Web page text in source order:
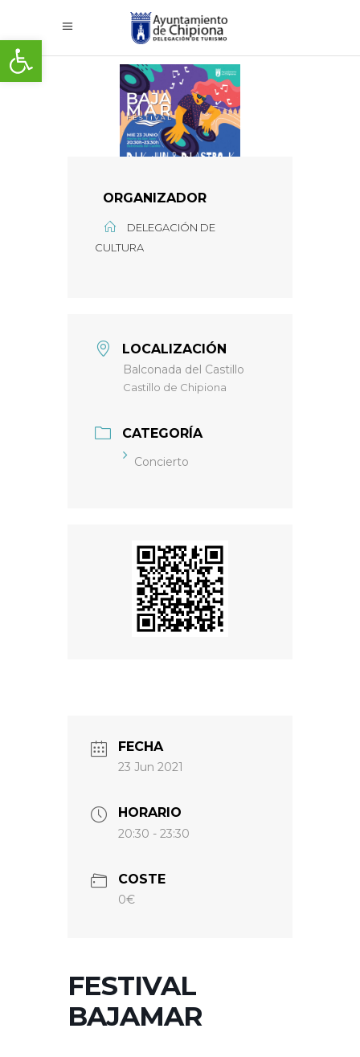
Abrir barra de herramientas
ORGANIZADOR
DELEGACIÓN DE
CULTURA
LOCALIZACIÓN
Balconada del Castillo
Castillo de Chipiona
CATEGORÍA
Concierto
FECHA
23 Jun 2021
HORARIO
20:30 - 23:30
COSTE
0€
FESTIVAL
BAJAMAR